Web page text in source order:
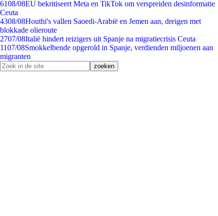
6108/08EU bekritiseert Meta en TikTok om verspreiden desinformatie
Ceuta
4308/08Houthi's vallen Saoedi-Arabië en Jemen aan, dreigen met
blokkade olieroute
2707/08Italië hindert reizigers uit Spanje na migratiecrisis Ceuta
1107/08Smokkelbende opgerold in Spanje, verdienden miljoenen aan
migranten